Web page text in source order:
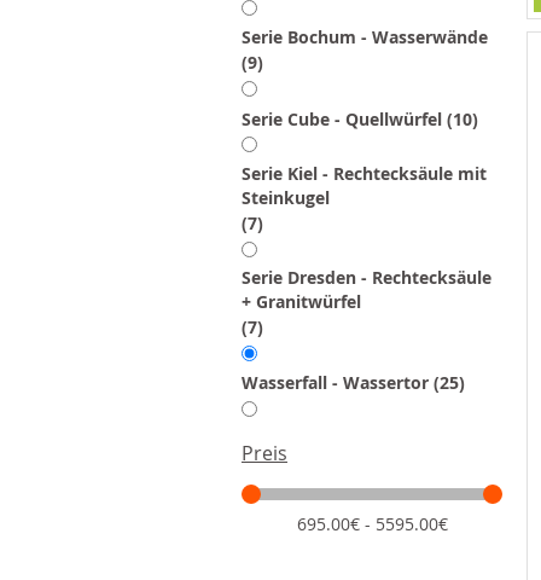
Serie Bochum - Wasserwände
9Artikel
Serie Cube - Quellwürfel 10Artikel
Serie Kiel - Rechtecksäule mit
Steinkugel
7Artikel
Serie Dresden - Rechtecksäule
+ Granitwürfel
7Artikel
Wasserfall - Wassertor 25Artikel
Preis
695.00€ - 5595.00€